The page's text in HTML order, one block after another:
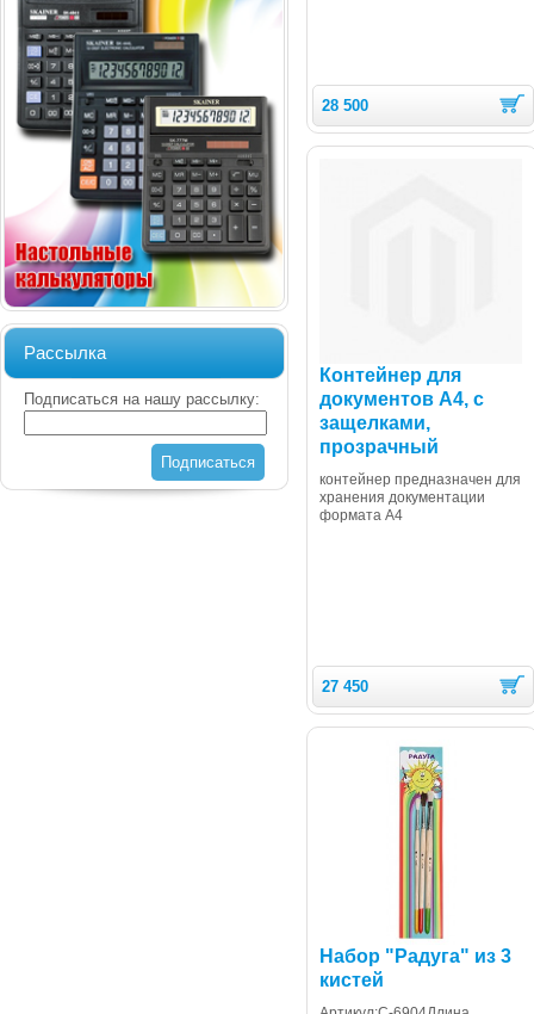
Рассылка
Подписаться на нашу рассылку:
Подписаться
28 500
Контейнер для
документов А4, с
защелками,
прозрачный
контейнер предназначен для
хранения документации
формата А4
27 450
Набор "Радуга" из 3
кистей